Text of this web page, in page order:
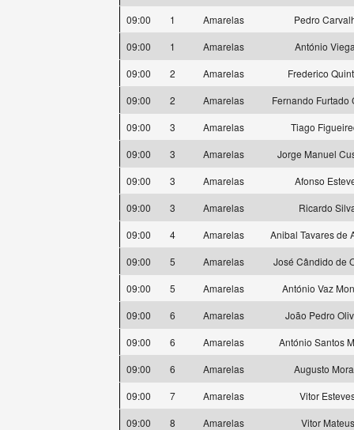
09:00
1 Amarelas
Pedro
09:00
1 Amarelas
António
09:00
2 Amarelas
Frederico
09:00
2 Amarelas
Fernando Furtado
09:00
3 Amarelas
Tiago
09:00
3 Amarelas
Jorge Manuel
09:00
3 Amarelas
Afonso
09:00
3 Amarelas
Ricardo
09:00
4 Amarelas
Anibal Tavares de
09:00
5 Amarelas
José Cândido de
09:00
5 Amarelas
António Vaz
09:00
6 Amarelas
João Pedro
09:00
6 Amarelas
António Santos
09:00
6 Amarelas
Augusto
09:00
7 Amarelas
Vitor
09:00
8 Amarelas
Vitor Mateus